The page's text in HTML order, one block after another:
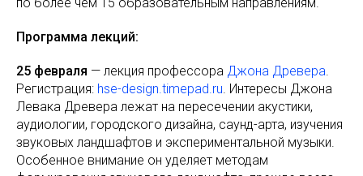
Программа лекций:
25 февраля — лекция профессора Джона Древера.
Регистрация: hse-design.timepad.ru. Интересы Джона
Левака Древера лежат на пересечении акустики,
аудиологии, городского дизайна, саунд-арта, изучения
звуковых ландшафтов и экспериментальной музыки.
Особенное внимание он уделяет методам